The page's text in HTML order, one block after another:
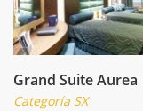
Grand Suite Aurea
Categoría SX